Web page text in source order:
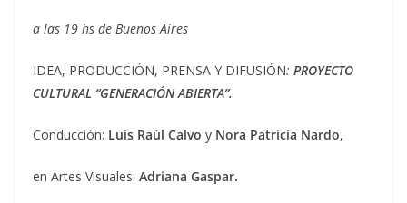
a las 19 hs de Buenos Aires
IDEA, PRODUCCIÓN, PRENSA Y DIFUSIÓN: PROYECTO
CULTURAL “GENERACIÓN ABIERTA”.
Conducción: Luis Raúl Calvo y Nora Patricia Nardo,
en Artes Visuales: Adriana Gaspar.